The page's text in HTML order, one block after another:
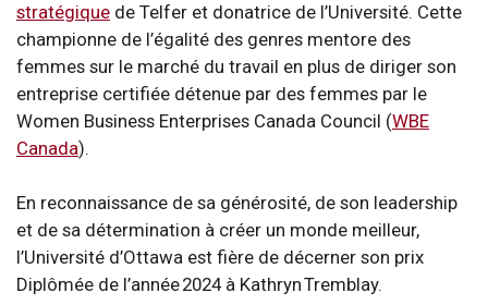
stratégique de Telfer et donatrice de l’Université. Cette
championne de l’égalité des genres mentore des
femmes sur le marché du travail en plus de diriger son
entreprise certifiée détenue par des femmes par le
Women Business Enterprises Canada Council (WBE
Canada).
En reconnaissance de sa générosité, de son leadership
et de sa détermination à créer un monde meilleur,
l’Université d’Ottawa est fière de décerner son prix
Diplômée de l’année 2024 à Kathryn Tremblay.